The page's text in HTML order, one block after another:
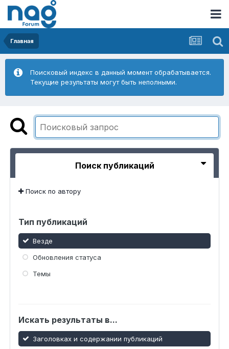
Главная
Поисковый индекс в данный момент обрабатывается.
Текущие результаты могут быть неполными.
Поиск публикаций
Поиск по автору
Тип публикаций
Везде
Обновления статуса
Темы
Искать результаты в...
Заголовках и содержании публикаций